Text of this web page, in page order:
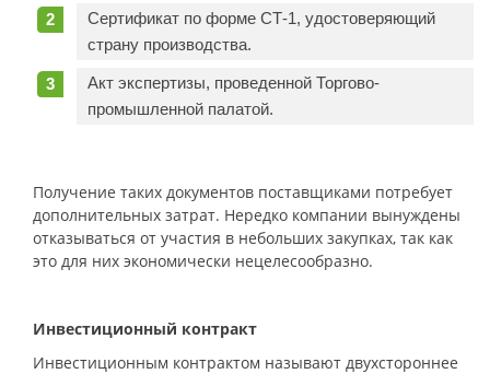
Сертификат по форме СТ-1, удостоверяющий
страну производства.
Акт экспертизы, проведенной Торгово-
промышленной палатой.
Получение таких документов поставщиками потребует
дополнительных затрат. Нередко компании вынуждены
отказываться от участия в небольших закупках, так как
это для них экономически нецелесообразно.
Инвестиционный контракт
Инвестиционным контрактом называют двухстороннее